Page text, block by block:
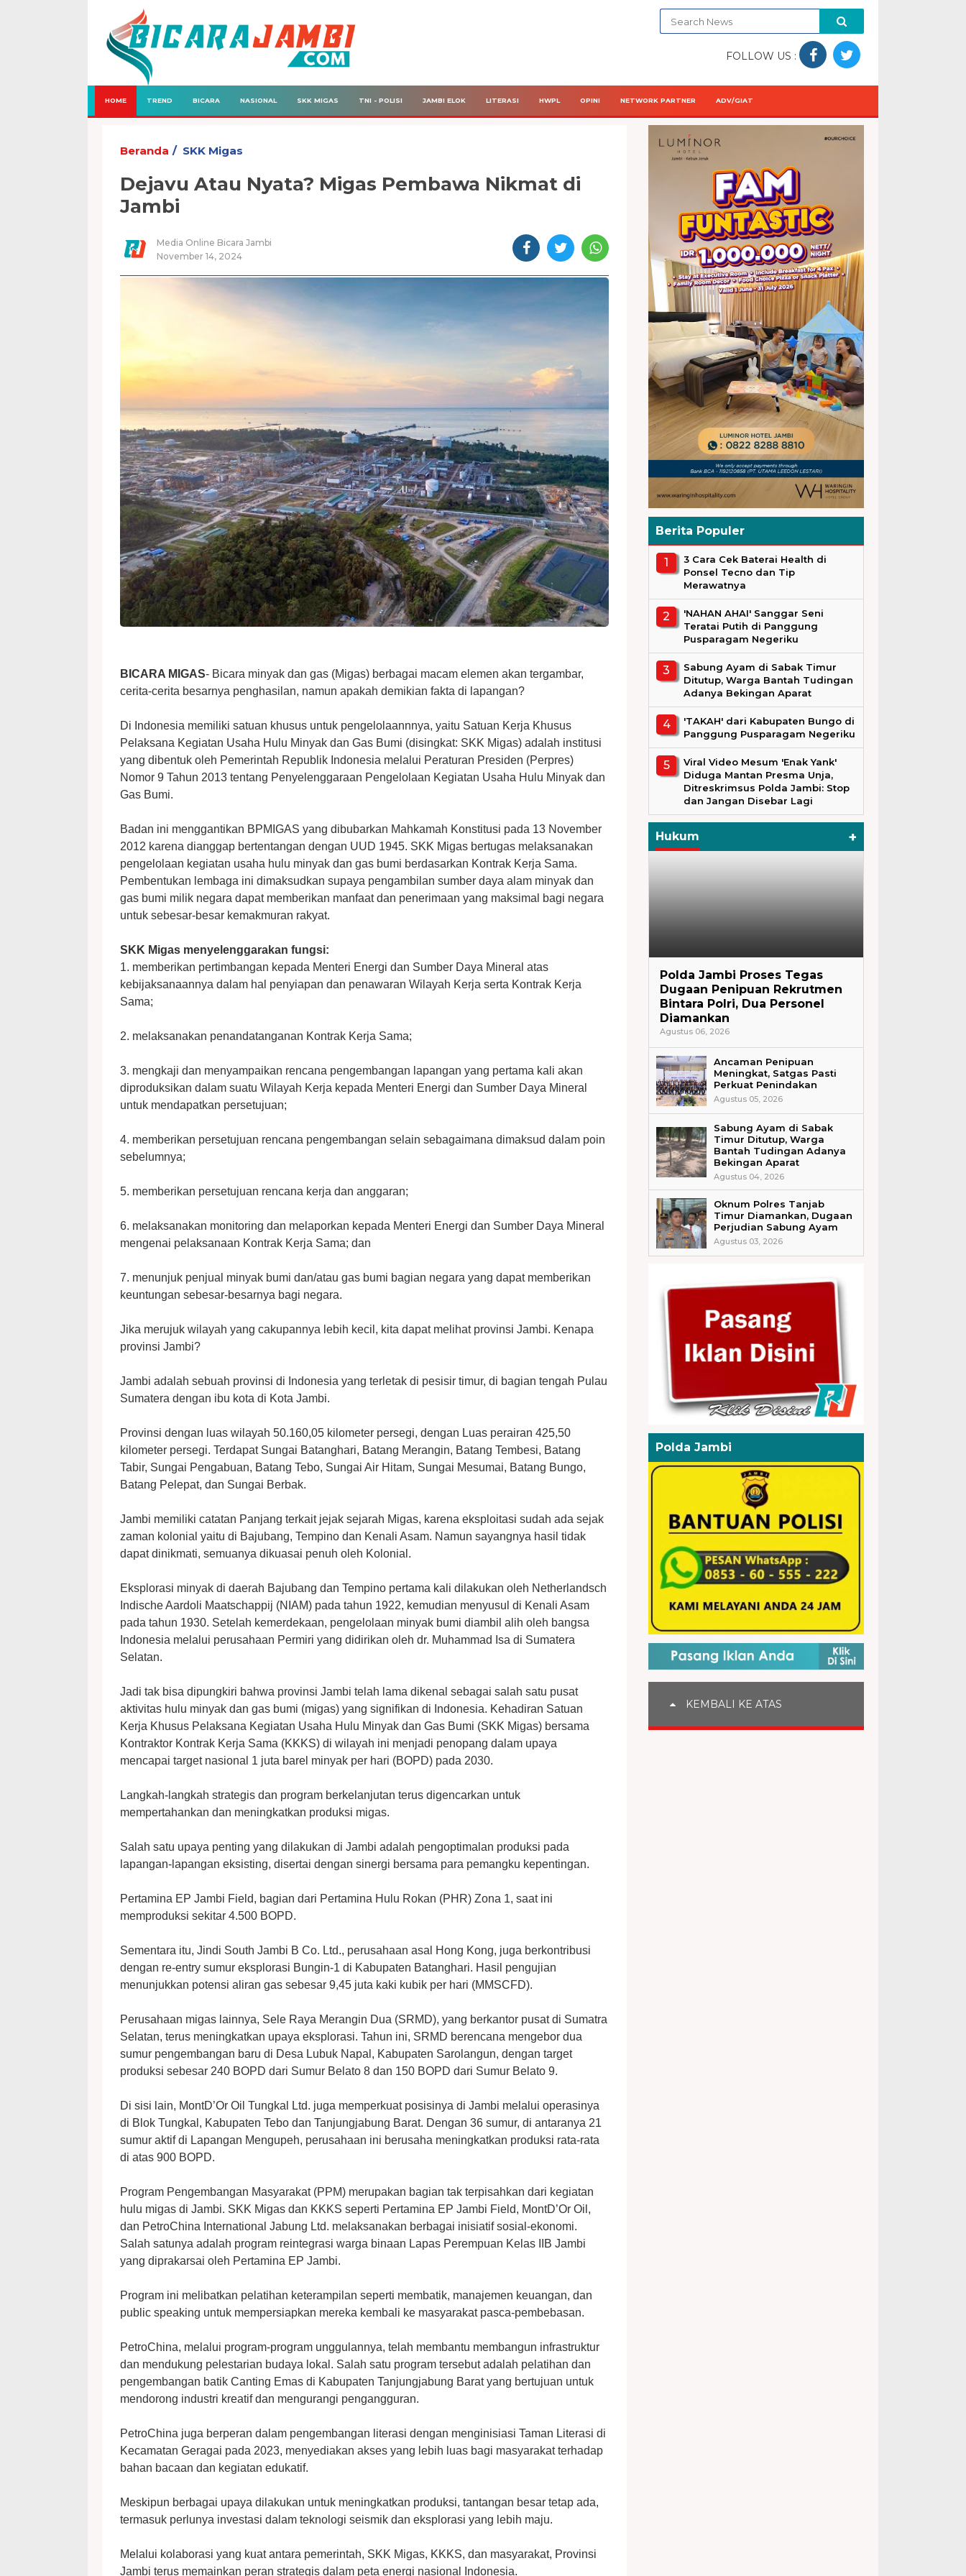
FOLLOW US :
HOME TREND BICARA NASIONAL SKK MIGAS TNI - POLISI JAMBI ELOK LITERASI HWPL OPINI NETWORK PARTNER ADV/GIAT
Beranda SKK Migas
Dejavu Atau Nyata? Migas Pembawa Nikmat di
Jambi
Media Online Bicara Jambi
November 14, 2024
BICARA MIGAS- Bicara minyak dan gas (Migas) berbagai macam elemen akan tergambar,
cerita-cerita besarnya penghasilan, namun apakah demikian fakta di lapangan?
Di Indonesia memiliki satuan khusus untuk pengelolaannnya, yaitu Satuan Kerja Khusus
Pelaksana Kegiatan Usaha Hulu Minyak dan Gas Bumi (disingkat: SKK Migas) adalah institusi
yang dibentuk oleh Pemerintah Republik Indonesia melalui Peraturan Presiden (Perpres)
Nomor 9 Tahun 2013 tentang Penyelenggaraan Pengelolaan Kegiatan Usaha Hulu Minyak dan
Gas Bumi.
Badan ini menggantikan BPMIGAS yang dibubarkan Mahkamah Konstitusi pada 13 November
2012 karena dianggap bertentangan dengan UUD 1945. SKK Migas bertugas melaksanakan
pengelolaan kegiatan usaha hulu minyak dan gas bumi berdasarkan Kontrak Kerja Sama.
Pembentukan lembaga ini dimaksudkan supaya pengambilan sumber daya alam minyak dan
gas bumi milik negara dapat memberikan manfaat dan penerimaan yang maksimal bagi negara
untuk sebesar-besar kemakmuran rakyat.
SKK Migas menyelenggarakan fungsi:
1. memberikan pertimbangan kepada Menteri Energi dan Sumber Daya Mineral atas
kebijaksanaannya dalam hal penyiapan dan penawaran Wilayah Kerja serta Kontrak Kerja
Sama;
2. melaksanakan penandatanganan Kontrak Kerja Sama;
3. mengkaji dan menyampaikan rencana pengembangan lapangan yang pertama kali akan
diproduksikan dalam suatu Wilayah Kerja kepada Menteri Energi dan Sumber Daya Mineral
untuk mendapatkan persetujuan;
4. memberikan persetujuan rencana pengembangan selain sebagaimana dimaksud dalam poin
sebelumnya;
5. memberikan persetujuan rencana kerja dan anggaran;
6. melaksanakan monitoring dan melaporkan kepada Menteri Energi dan Sumber Daya Mineral
mengenai pelaksanaan Kontrak Kerja Sama; dan
7. menunjuk penjual minyak bumi dan/atau gas bumi bagian negara yang dapat memberikan
keuntungan sebesar-besarnya bagi negara.
Jika merujuk wilayah yang cakupannya lebih kecil, kita dapat melihat provinsi Jambi. Kenapa
provinsi Jambi?
Jambi adalah sebuah provinsi di Indonesia yang terletak di pesisir timur, di bagian tengah Pulau
Sumatera dengan ibu kota di Kota Jambi.
Provinsi dengan luas wilayah 50.160,05 kilometer persegi, dengan Luas perairan 425,50
kilometer persegi. Terdapat Sungai Batanghari, Batang Merangin, Batang Tembesi, Batang
Tabir, Sungai Pengabuan, Batang Tebo, Sungai Air Hitam, Sungai Mesumai, Batang Bungo,
Batang Pelepat, dan Sungai Berbak.
Jambi memiliki catatan Panjang terkait jejak sejarah Migas, karena eksploitasi sudah ada sejak
zaman kolonial yaitu di Bajubang, Tempino dan Kenali Asam. Namun sayangnya hasil tidak
dapat dinikmati, semuanya dikuasai penuh oleh Kolonial.
Eksplorasi minyak di daerah Bajubang dan Tempino pertama kali dilakukan oleh Netherlandsch
Indische Aardoli Maatschappij (NIAM) pada tahun 1922, kemudian menyusul di Kenali Asam
pada tahun 1930. Setelah kemerdekaan, pengelolaan minyak bumi diambil alih oleh bangsa
Indonesia melalui perusahaan Permiri yang didirikan oleh dr. Muhammad Isa di Sumatera
Selatan.
Jadi tak bisa dipungkiri bahwa provinsi Jambi telah lama dikenal sebagai salah satu pusat
aktivitas hulu minyak dan gas bumi (migas) yang signifikan di Indonesia. Kehadiran Satuan
Kerja Khusus Pelaksana Kegiatan Usaha Hulu Minyak dan Gas Bumi (SKK Migas) bersama
Kontraktor Kontrak Kerja Sama (KKKS) di wilayah ini menjadi penopang dalam upaya
mencapai target nasional 1 juta barel minyak per hari (BOPD) pada 2030.
Langkah-langkah strategis dan program berkelanjutan terus digencarkan untuk
mempertahankan dan meningkatkan produksi migas.
Salah satu upaya penting yang dilakukan di Jambi adalah pengoptimalan produksi pada
lapangan-lapangan eksisting, disertai dengan sinergi bersama para pemangku kepentingan.
Pertamina EP Jambi Field, bagian dari Pertamina Hulu Rokan (PHR) Zona 1, saat ini
memproduksi sekitar 4.500 BOPD.
Sementara itu, Jindi South Jambi B Co. Ltd., perusahaan asal Hong Kong, juga berkontribusi
dengan re-entry sumur eksplorasi Bungin-1 di Kabupaten Batanghari. Hasil pengujian
menunjukkan potensi aliran gas sebesar 9,45 juta kaki kubik per hari (MMSCFD).
Perusahaan migas lainnya, Sele Raya Merangin Dua (SRMD), yang berkantor pusat di Sumatra
Selatan, terus meningkatkan upaya eksplorasi. Tahun ini, SRMD berencana mengebor dua
sumur pengembangan baru di Desa Lubuk Napal, Kabupaten Sarolangun, dengan target
produksi sebesar 240 BOPD dari Sumur Belato 8 dan 150 BOPD dari Sumur Belato 9.
Di sisi lain, MontD’Or Oil Tungkal Ltd. juga memperkuat posisinya di Jambi melalui operasinya
di Blok Tungkal, Kabupaten Tebo dan Tanjungjabung Barat. Dengan 36 sumur, di antaranya 21
sumur aktif di Lapangan Mengupeh, perusahaan ini berusaha meningkatkan produksi rata-rata
di atas 900 BOPD.
Program Pengembangan Masyarakat (PPM) merupakan bagian tak terpisahkan dari kegiatan
hulu migas di Jambi. SKK Migas dan KKKS seperti Pertamina EP Jambi Field, MontD’Or Oil,
dan PetroChina International Jabung Ltd. melaksanakan berbagai inisiatif sosial-ekonomi.
Salah satunya adalah program reintegrasi warga binaan Lapas Perempuan Kelas IIB Jambi
yang diprakarsai oleh Pertamina EP Jambi.
Program ini melibatkan pelatihan keterampilan seperti membatik, manajemen keuangan, dan
public speaking untuk mempersiapkan mereka kembali ke masyarakat pasca-pembebasan.
PetroChina, melalui program-program unggulannya, telah membantu membangun infrastruktur
dan mendukung pelestarian budaya lokal. Salah satu program tersebut adalah pelatihan dan
pengembangan batik Canting Emas di Kabupaten Tanjungjabung Barat yang bertujuan untuk
mendorong industri kreatif dan mengurangi pengangguran.
PetroChina juga berperan dalam pengembangan literasi dengan menginisiasi Taman Literasi di
Kecamatan Geragai pada 2023, menyediakan akses yang lebih luas bagi masyarakat terhadap
bahan bacaan dan kegiatan edukatif.
Meskipun berbagai upaya dilakukan untuk meningkatkan produksi, tantangan besar tetap ada,
termasuk perlunya investasi dalam teknologi seismik dan eksplorasi yang lebih maju.
Melalui kolaborasi yang kuat antara pemerintah, SKK Migas, KKKS, dan masyarakat, Provinsi
Jambi terus memainkan peran strategis dalam peta energi nasional Indonesia.
Berita Populer
3 Cara Cek Baterai Health di
Ponsel Tecno dan Tip
Merawatnya
'NAHAN AHAI' Sanggar Seni
Teratai Putih di Panggung
Pusparagam Negeriku
Sabung Ayam di Sabak Timur
Ditutup, Warga Bantah Tudingan
Adanya Bekingan Aparat
'TAKAH' dari Kabupaten Bungo di
Panggung Pusparagam Negeriku
Viral Video Mesum 'Enak Yank'
Diduga Mantan Presma Unja,
Ditreskrimsus Polda Jambi: Stop
dan Jangan Disebar Lagi
Hukum +
Polda Jambi Proses Tegas
Dugaan Penipuan Rekrutmen
Bintara Polri, Dua Personel
Diamankan
Agustus 06, 2026
Ancaman Penipuan
Meningkat, Satgas Pasti
Perkuat Penindakan
Agustus 05, 2026
Sabung Ayam di Sabak
Timur Ditutup, Warga
Bantah Tudingan Adanya
Bekingan Aparat
Agustus 04, 2026
Oknum Polres Tanjab
Timur Diamankan, Dugaan
Perjudian Sabung Ayam
Agustus 03, 2026
Polda Jambi
KEMBALI KE ATAS